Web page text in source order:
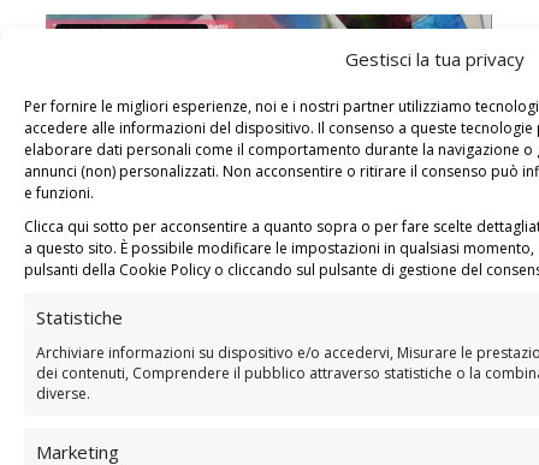
Gestisci la tua privacy
Per fornire le migliori esperienze, noi e i nostri partner utilizziamo
accedere alle informazioni del dispositivo. Il consenso a queste
elaborare dati personali come il comportamento durante la navigazione
annunci (non) personalizzati. Non acconsentire o ritirare il consenso può
e funzioni.
Clicca qui sotto per acconsentire a quanto sopra o per fare scelte
a questo sito. È possibile modificare le impostazioni in qualsiasi
pulsanti della Cookie Policy o cliccando sul pulsante di gestione del
Statistiche
Archiviare informazioni su dispositivo e/o accedervi, Misurare le
dei contenuti, Comprendere il pubblico attraverso statistiche o la
diverse.
Marketing
BONUS 2: VideoTutorial
“Come un Camaleonte”